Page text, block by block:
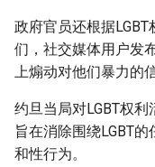
政府官员还根据
们，社交媒体用户发
上煽动对他们暴力的信
约旦当局对LGBT权利
旨在消除围绕LGBT
和性行为。